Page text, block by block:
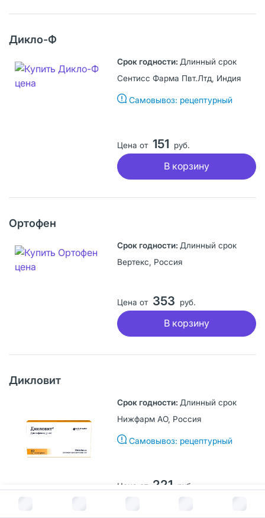
В корзину за руб.
Дикло-Ф
Длинный срок
Сентисс Фарма Пвт.Лтд, Индия
Самовывоз: рецептурный
Цена от 151 руб.
В корзину
Ортофен
Длинный срок
Вертекс, Россия
Цена от 353 руб.
В корзину
Дикловит
Длинный срок
Нижфарм АО, Россия
Самовывоз: рецептурный
Цена от 221 руб.
В корзину